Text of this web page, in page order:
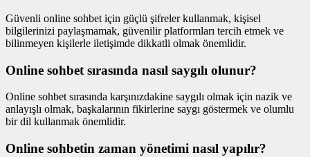
Güvenli online sohbet için güçlü şifreler kullanmak, kişisel
bilgilerinizi paylaşmamak, güvenilir platformları tercih etmek ve
bilinmeyen kişilerle iletişimde dikkatli olmak önemlidir.
Online sohbet sırasında nasıl saygılı olunur?
Online sohbet sırasında karşınızdakine saygılı olmak için nazik ve
anlayışlı olmak, başkalarının fikirlerine saygı göstermek ve olumlu
bir dil kullanmak önemlidir.
Online sohbetin zaman yönetimi nasıl yapılır?